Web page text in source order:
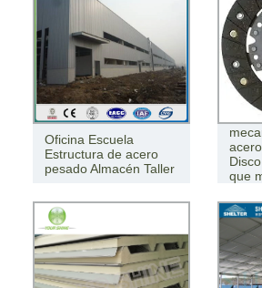
Oficina Escuela
Estructura de acero
pesado Almacén Taller
que